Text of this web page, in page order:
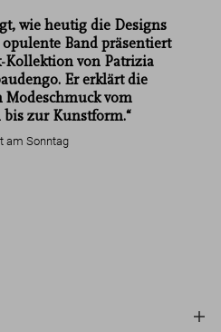
wie heutig die Designs
Band präsentiert
Kollektion von Patrizia
Er erklärt die
Modeschmuck vom
bis zur Kunstform.“
am Sonntag
Costume
Costume
Costume Jewelry
Costume Jewelry